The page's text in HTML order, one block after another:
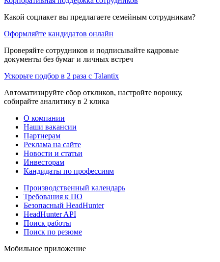
Какой соцпакет вы предлагаете семейным сотрудникам?
Оформляйте кандидатов онлайн
Проверяйте сотрудников и подписывайте кадровые
документы без бумаг и личных встреч
Ускорьте подбор в 2 раза с Talantix
Автоматизируйте сбор откликов, настройте воронку,
собирайте аналитику в 2 клика
О компании
Наши вакансии
Партнерам
Реклама на сайте
Новости и статьи
Инвесторам
Кандидаты по профессиям
Производственный календарь
Требования к ПО
Безопасный HeadHunter
HeadHunter API
Поиск работы
Поиск по резюме
Мобильное приложение